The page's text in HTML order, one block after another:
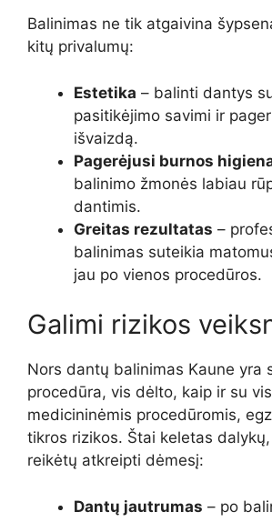
Balinimas ne tik atgaivina
kitų privalumų:
Estetika – balinti dantys
pasitikėjimo savimi ir
išvaizdą.
Pagerėjusi burnos
balinimo žmonės labiau
dantimis.
Greitas rezultatas –
balinimas suteikia
jau po vienos procedūros.
Galimi rizikos
Nors dantų balinimas Kaune yra
procedūra, vis dėlto, kaip ir su
medicininėmis procedūromis,
tikros rizikos. Štai keletas
reikėtų atkreipti dėmesį:
Dantų jautrumas – po